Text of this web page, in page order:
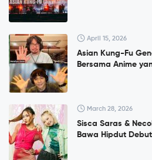
April 15, 2026
Asian Kung-Fu
Bersama Anime
March 28, 2026
Sisca Saras &
Bawa Hipdut